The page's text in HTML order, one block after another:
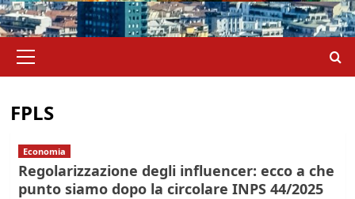
principale
FPLS
Economia
Regolarizzazione degli influencer: ecco a che
punto siamo dopo la circolare INPS 44/2025